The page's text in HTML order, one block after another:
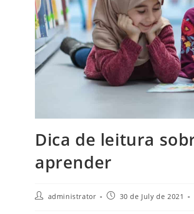
Dica de leitura
aprender
Postadministrator
Post30 de July de 2021